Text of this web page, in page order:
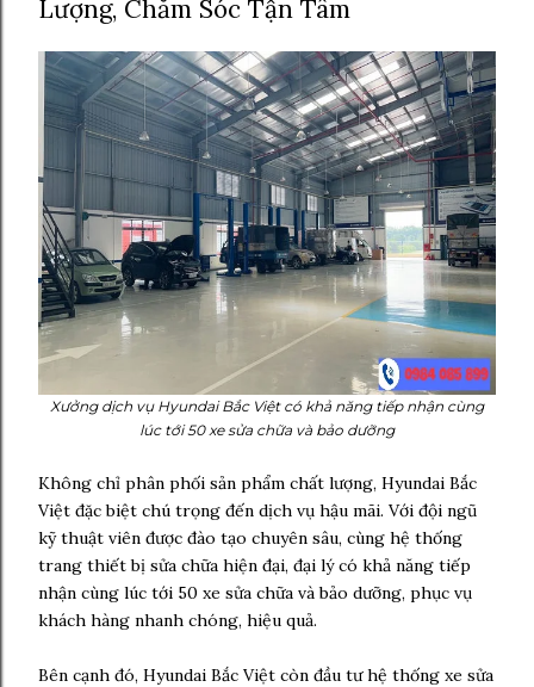
Lượng, Chăm Sóc Tận Tâm
Xưởng dịch vụ Hyundai Bắc Việt có khả năng tiếp nhận cùng
lúc tới 50 xe sửa chữa và bảo dưỡng
Không chỉ phân phối sản phẩm chất lượng, Hyundai Bắc
Việt đặc biệt chú trọng đến dịch vụ hậu mãi. Với đội ngũ
kỹ thuật viên được đào tạo chuyên sâu, cùng hệ thống
trang thiết bị sửa chữa hiện đại, đại lý có khả năng tiếp
nhận cùng lúc tới 50 xe sửa chữa và bảo dưỡng, phục vụ
khách hàng nhanh chóng, hiệu quả.
Bên cạnh đó, Hyundai Bắc Việt còn đầu tư hệ thống xe sửa